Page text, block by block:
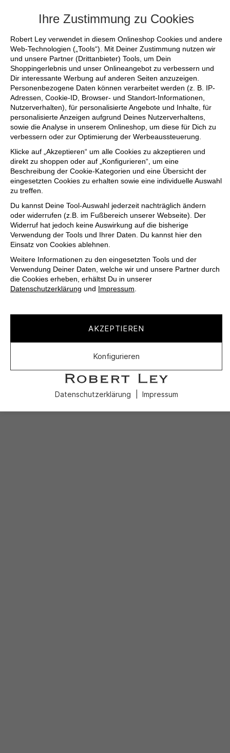
Ihre Zustimmung zu Cookies
Robert Ley verwendet in diesem Onlineshop Cookies und andere
Web-Technologien („Tools“). Mit Deiner Zustimmung nutzen wir
und unsere Partner (Drittanbieter) Tools, um Dein
Shoppingerlebnis und unser Onlineangebot zu verbessern und
Dir interessante Werbung auf anderen Seiten anzuzeigen.
Personenbezogene Daten können verarbeitet werden (z. B. IP-
Adressen, Cookie-ID, Browser- und Standort-Informationen,
Nutzerverhalten), für personalisierte Angebote und Inhalte, für
personalisierte Anzeigen aufgrund Deines Nutzerverhaltens,
sowie die Analyse in unserem Onlineshop, um diese für Dich zu
verbessern oder zur Optimierung der Werbeaussteuerung.
Klicke auf „Akzeptieren“ um alle Cookies zu akzeptieren und
direkt zu shoppen oder auf „Konfigurieren“, um eine
Beschreibung der Cookie-Kategorien und eine Übersicht der
eingesetzten Cookies zu erhalten sowie eine individuelle Auswahl
zu treffen.
Du kannst Deine Tool-Auswahl jederzeit nachträglich ändern
oder widerrufen (z.B. im Fußbereich unserer Webseite). Der
Widerruf hat jedoch keine Auswirkung auf die bisherige
Verwendung der Tools und Ihrer Daten. Du kannst hier den
Einsatz von Cookies ablehnen.
Weitere Informationen zu den eingesetzten Tools und der
Verwendung Deiner Daten, welche wir und unsere Partner durch
die Cookies erheben, erhältst Du in unserer
Datenschutzerklärung und Impressum.
AKZEPTIEREN
Konfigurieren
Datenschutzerklärung Impressum